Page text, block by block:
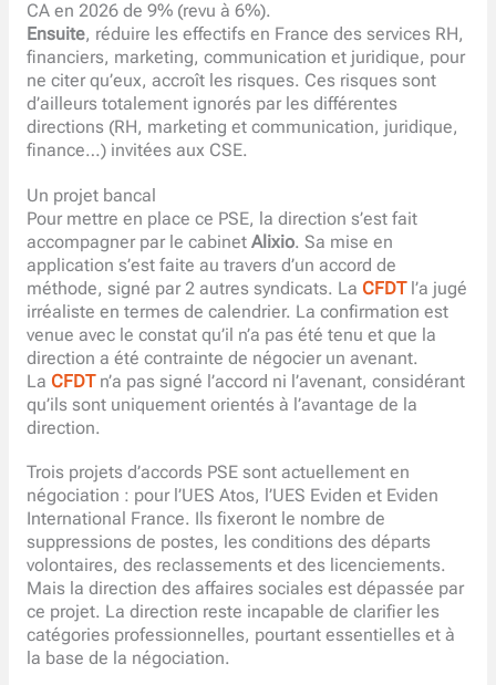
CA en 2026 de 9% (revu à 6%).
Ensuite, réduire les effectifs en France des services RH,
financiers, marketing, communication et juridique, pour
ne citer qu’eux, accroît les risques. Ces risques sont
d’ailleurs totalement ignorés par les différentes
directions (RH, marketing et communication, juridique,
finance…) invitées aux CSE.
Un projet bancal
Pour mettre en place ce PSE, la direction s’est fait
accompagner par le cabinet Alixio. Sa mise en
application s’est faite au travers d’un accord de
méthode, signé par 2 autres syndicats. La CFDTl’a jugé
irréaliste en termes de calendrier. La confirmation est
venue avec le constat qu’il n’a pas été tenu et que la
direction a été contrainte de négocier un avenant.
La CFDTn’a pas signé l’accord ni l’avenant, considérant
qu’ils sont uniquement orientés à l’avantage de la
direction.
Trois projets d’accords PSE sont actuellement en
négociation : pour l’UES Atos, l’UES Eviden et Eviden
International France. Ils fixeront le nombre de
suppressions de postes, les conditions des départs
volontaires, des reclassements et des licenciements.
Mais la direction des affaires sociales est dépassée par
ce projet. La direction reste incapable de clarifier les
catégories professionnelles, pourtant essentielles et à
la base de la négociation.